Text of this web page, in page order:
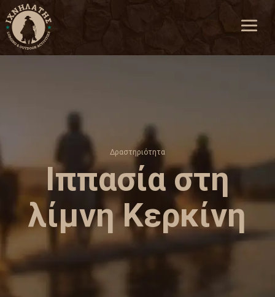
Δραστηριότητα
Ιππασία στη
λίμνη Κερκίνη